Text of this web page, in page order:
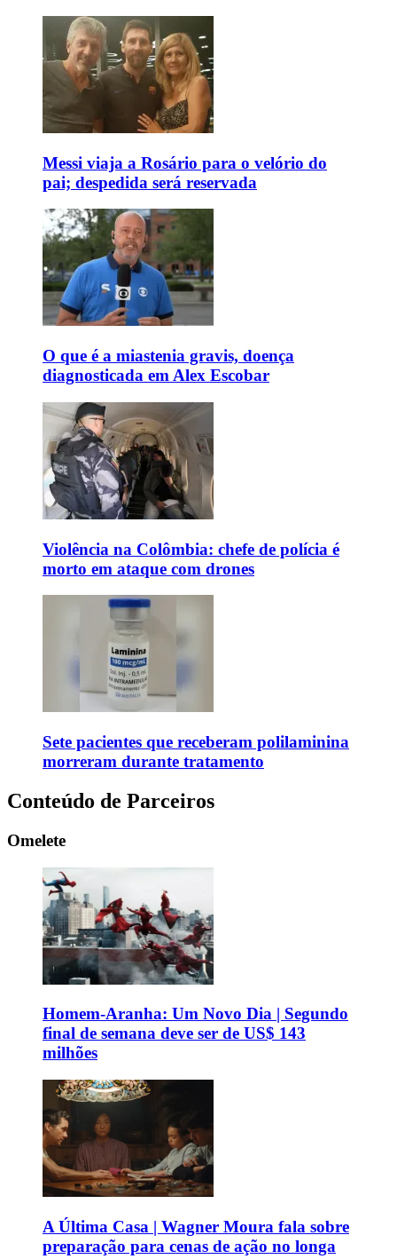
Messi viaja a Rosário para o velório do
pai; despedida será reservada
O que é a miastenia gravis, doença
diagnosticada em Alex Escobar
Violência na Colômbia: chefe de polícia é
morto em ataque com drones
Sete pacientes que receberam polilaminina
morreram durante tratamento
Conteúdo de Parceiros
Omelete
Homem-Aranha: Um Novo Dia | Segundo
final de semana deve ser de US$ 143
milhões
A Última Casa | Wagner Moura fala sobre
preparação para cenas de ação no longa